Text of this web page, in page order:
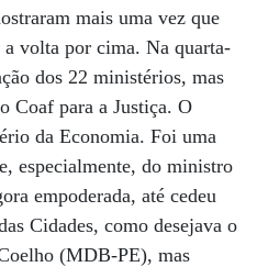
mais uma vez que
a volta por cima. Na quarta-
dos 22 ministérios, mas
Coaf para a Justiça. O
da Economia. Foi uma
especialmente, do ministro
empoderada, até cedeu
Cidades, como desejava o
(MDB-PE), mas